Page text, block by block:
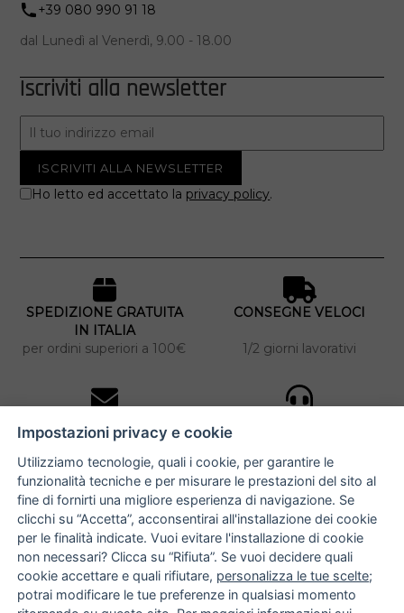
+39 080 990 91 18
dal Lunedì al Venerdì, 9.00 - 18.00
Iscriviti alla newsletter
Ho letto ed accettato la privacy policy.
SPEDIZIONE GRATUITA
IN ITALIA
per ordini superiori a 100€
CONSEGNE VELOCI
1/2 giorni lavorativi
iscriviti alla newsletter
per tutti gli ordini
NUCCIA COSTANTINO
via Argiro 112/114 - 70122 Bari
+39 080 990 9118
Impostazioni privacy e cookie
Utilizziamo tecnologie, quali i cookie, per garantire le
funzionalità tecniche e per misurare le prestazioni del sito al
fine di fornirti una migliore esperienza di navigazione. Se
clicchi su “Accetta”, acconsentirai all'installazione dei cookie
per le finalità indicate. Vuoi evitare l'installazione di cookie
non necessari? Clicca su “Rifiuta”. Se vuoi decidere quali
cookie accettare e quali rifiutare, personalizza le tue scelte;
potrai modificare le tue preferenze in qualsiasi momento